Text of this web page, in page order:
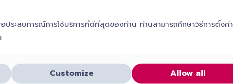
ประสบการณ์การใช้บริการที่ดีที่สุดของท่าน ท่านสามารถศึกษาวิธีการตั้งค่า
Customize Allow all